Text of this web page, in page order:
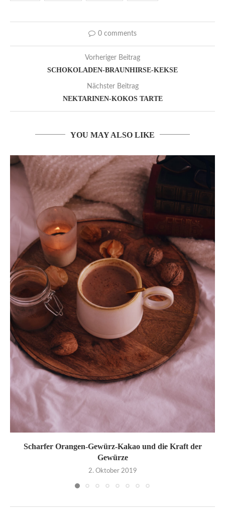
0 comments
Vorheriger Beitrag
SCHOKOLADEN-BRAUNHIRSE-KEKSE
Nächster Beitrag
NEKTARINEN-KOKOS TARTE
YOU MAY ALSO LIKE
Scharfer Orangen-Gewürz-Kakao und die Kraft der
Gewürze
2. Oktober 2019